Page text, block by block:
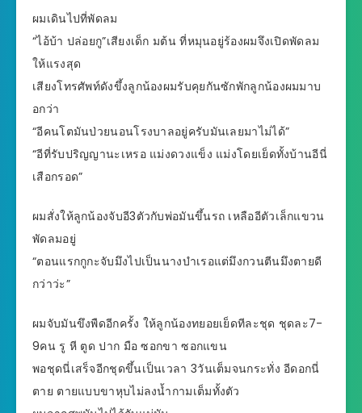
ผมเดินไปที่พัดลม
“ไอ้บ้า ปล่อยกู”เสียงเด็ก มต้น ที่หมุนอยู่ร้องผมจึงเปิดพัดลม
ให้แรงสุด
เสียงโทรศัพท์ดังขึ้งลูกน้องผมรับคุยกันซักพักลูกน้องผมมาบ
อกว่า
“อีคนโตมันป่วยนอนโรงบาลอยู่ครับมันเลยมาไม่ได้”
“อีที่รับปริญญานะเหรอ แม่งดวงแข็ง แม่งโดยเย็ดทั้งบ้านอีนี่
เสือกรอด”
ผมสั่งให้ลูกน้องจับอี3ตัวกับพ่อมันขึ้นรถ เหลืออีตัวเล็กแขวน
พัดลมอยู่
“ตอนแรกกูกะจับมึงไปเป็นนางบำเรอแต่มึงกวนตีนมึงตายดี
กว่าว่ะ”
ผมจับมันขึงพืดอีกครั้ง ให้ลูกน้องทยอยเย็ดทีละชุด ชุดละ7-
9คน รู หี ตูด ปาก มือ ซอกขา ซอกแขน
พอชุดนี่เสร็จอีกชุดขึ้นเป็นเวลา 3วันเต็มจนกระทั่ง อีดอกนี่
ตาย ตายแบบขาหุบไม่ลงน้ำกามเต็มทั้งตัว